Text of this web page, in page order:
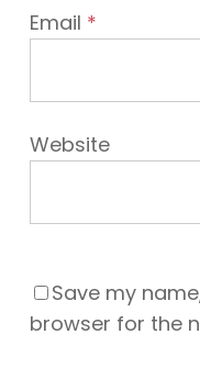
Email *
Website
Save my
browser for the